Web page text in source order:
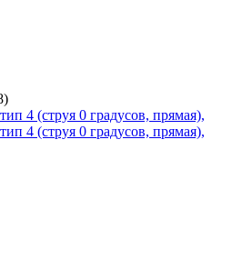
4 (струя 0 градусов, прямая),
4 (струя 0 градусов, прямая),